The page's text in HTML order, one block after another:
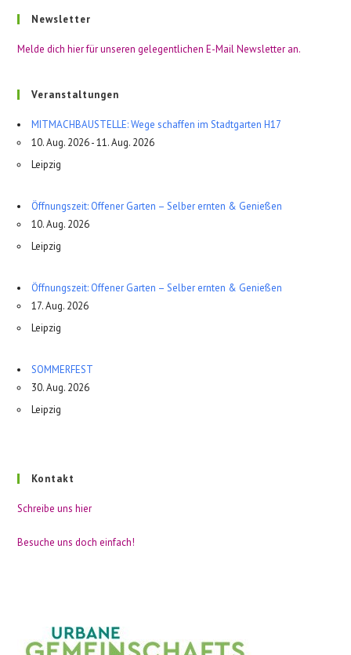
Newsletter
Melde dich hier für unseren gelegentlichen E-Mail Newsletter an.
Veranstaltungen
MITMACHBAUSTELLE: Wege schaffen im Stadtgarten H17
10. Aug. 2026 - 11. Aug. 2026
Leipzig
Öffnungszeit: Offener Garten – Selber ernten & Genießen
10. Aug. 2026
Leipzig
Öffnungszeit: Offener Garten – Selber ernten & Genießen
17. Aug. 2026
Leipzig
SOMMERFEST
30. Aug. 2026
Leipzig
Kontakt
Schreibe uns hier
Besuche uns doch einfach!